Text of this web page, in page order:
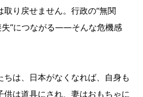
り戻せません。行政の“無関
失”につながる——そんな危機感
は、日本がなくなれば、自身も
は道具にされ、妻はおもちゃに